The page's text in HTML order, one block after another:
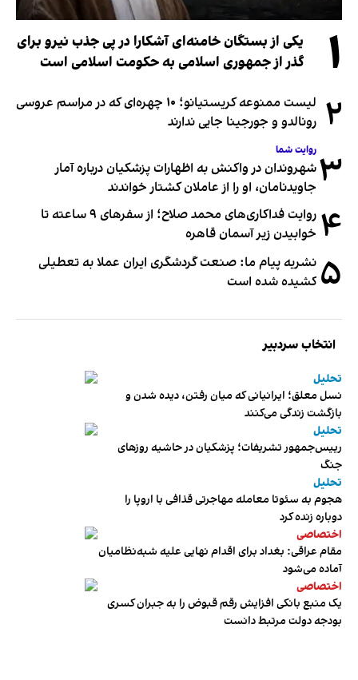
۱
یکی از بستگان خامنه‌ای آشکارا در پی جذب نیرو برای
گذر از جمهوری اسلامی به حکومت اسلامی است
۲
لیست ممنوعه کریستیانو؛ ۱۰ چهره‌ای که در مراسم عروسی
رونالدو و جورجینا جایی ندارند
۳ روایت شما
شهروندان در واکنش به اظهارات پزشکیان درباره آمار
جاویدنامان، او را از عاملان کشتار خواندند
۴
روایت فداکاری‌های محمد صلاح؛ از سفرهای ۹ ساعته تا
خوابیدن زیر آسمان قاهره
۵ نشریه پیام ما: صنعت گردشگری ایران عملا به تعطیلی
کشیده شده است
انتخاب سردبیر
تحلیل
نسل معلق؛ ایرانیانی که میان رفتن، دیده شدن و
بازگشت زندگی می‌کنند
تحلیل
رییس‌جمهور تشریفات؛ پزشکیان در حاشیه روزهای
جنگ
تحلیل
هجوم به سئوتا معامله مهاجرتی قذافی با اروپا را
دوباره زنده کرد
اختصاصی
مقام عراقی: بغداد برای اقدام نهایی علیه شبه‌نظامیان
آماده می‌شود
اختصاصی
یک منبع بانکی افزایش رقم قبوض را به جبران کسری
بودجه دولت مرتبط دانست